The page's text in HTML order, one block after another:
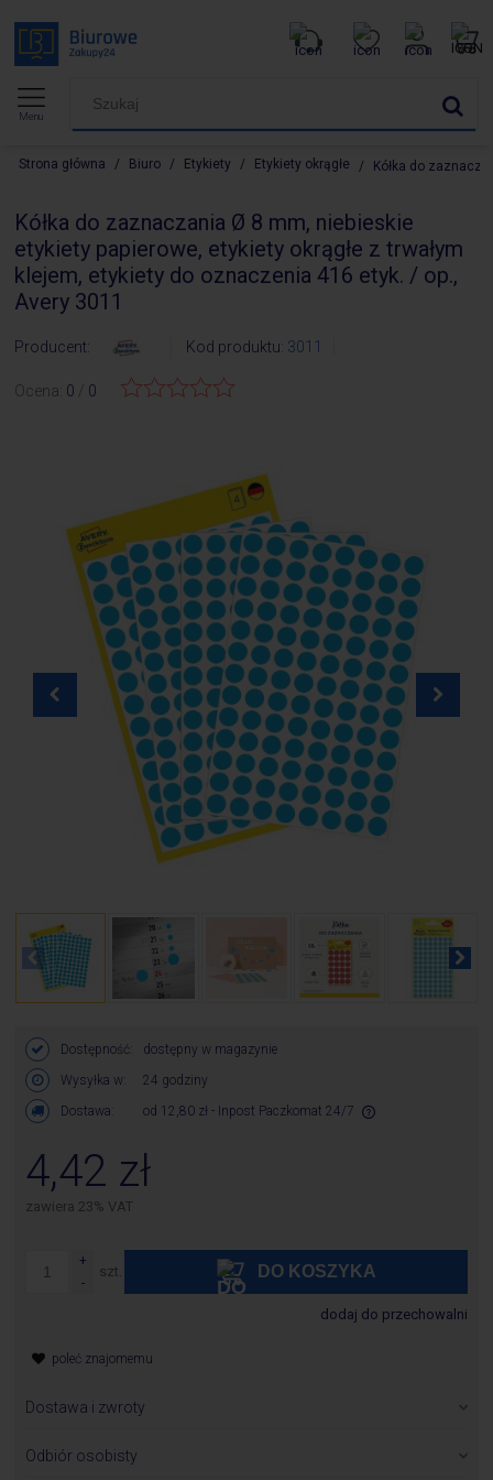
Menu
Strona główna / Biuro / Etykiety / Etykiety okrągłe / Kółka do
Kółka do zaznaczania Ø 8 mm, niebieskie
etykiety papierowe, etykiety okrągłe z trwałym
klejem, etykiety do oznaczenia 416 etyk. / op.,
Avery 3011
Producent: Kod produktu: 3011
Ocena: 0 0
Dostępność:
dostępny w magazynie
Wysyłka w:
24 godziny
Dostawa:
od 12,80 zł - Inpost Paczkomat 24/7
4,42 zł
zawiera 23% VAT
szt. DO KOSZYKA
dodaj do przechowalni
poleć znajomemu
Dostawa i zwroty
otrzymania zamówienia z wyłączeniem produktów, których
Odbiór osobisty